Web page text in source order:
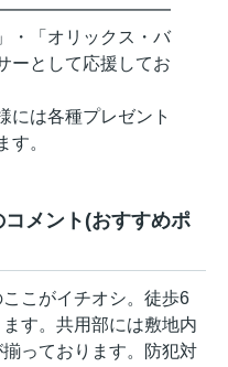
・「オリックス・バ
ーとして応援してお
には各種プレゼント
す。
メント(おすすめポ
ここがイチオシ。徒歩6
す。共用部には敷地内
っております。防犯対